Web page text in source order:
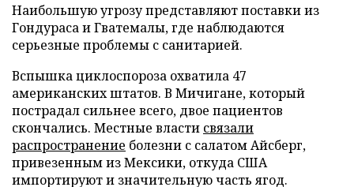
Наибольшую угрозу представляют поставки из
Гондураса и Гватемалы, где наблюдаются
серьезные проблемы с санитарией.
Вспышка циклоспороза охватила 47
американских штатов. В Мичигане, который
пострадал сильнее всего, двое пациентов
скончались. Местные власти связали
распространение болезни с салатом Айсберг,
привезенным из Мексики, откуда США
импортируют и значительную часть ягод.